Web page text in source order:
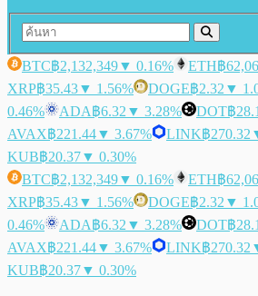
BTC฿2,132,349▼ 0.16% ETH฿
XRP฿35.43▼ 1.56% DOGE฿2.32 ▼
0.46%
ADA฿6.32 ▼ 3.28% DOT฿
AVAX฿221.44▼ 3.67% LINK฿270.32
KUB฿20.37▼ 0.30%
BTC฿2,132,349▼ 0.16% ETH฿
XRP฿35.43▼ 1.56% DOGE฿2.32 ▼
0.46%
ADA฿6.32 ▼ 3.28% DOT฿
AVAX฿221.44▼ 3.67% LINK฿270.32
KUB฿20.37▼ 0.30%